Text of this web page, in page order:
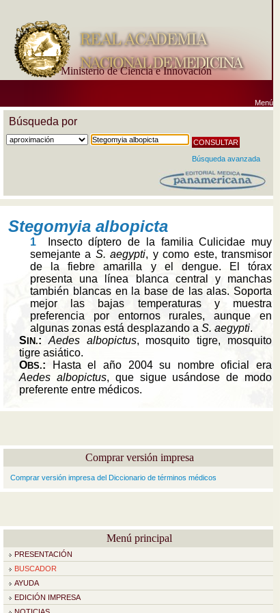
Ministerio de Ciencia e Innovación
Menú
Búsqueda por
Búsqueda avanzada
Comprar versión impresa
Comprar versión impresa del Diccionario de términos médicos
Menú principal
PRESENTACIÓN
BUSCADOR
AYUDA
EDICIÓN IMPRESA